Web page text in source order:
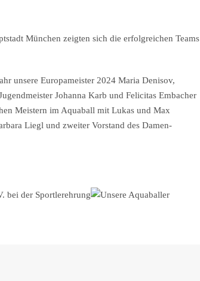
München zeigten sich die erfolgreichen Teams
unsere Europameister 2024 Maria Denisov,
Johanna Karb und Felicitas Embacher
Meistern im Aquaball mit Lukas und Max
Liegl und zweiter Vorstand des Damen-